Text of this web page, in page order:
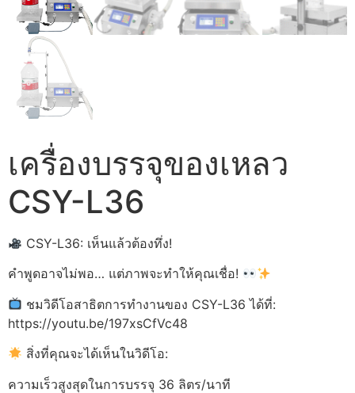
เครื่องบรรจุของเหลว
CSY-L36
CSY-L36: เห็นแล้วต้องทึ่ง!
คำพูดอาจไม่พอ… แต่ภาพจะทำให้คุณเชื่อ!
ชมวิดีโอสาธิตการทำงานของ CSY-L36 ได้ที่:
https://youtu.be/197xsCfVc48
สิ่งที่คุณจะได้เห็นในวิดีโอ:
ความเร็วสูงสุดในการบรรจุ 36 ลิตร/นาที